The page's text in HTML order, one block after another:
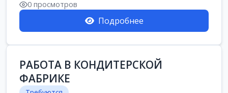
0 просмотров
Подробнее
РАБОТА В КОНДИТЕРСКОЙ
ФАБРИКЕ